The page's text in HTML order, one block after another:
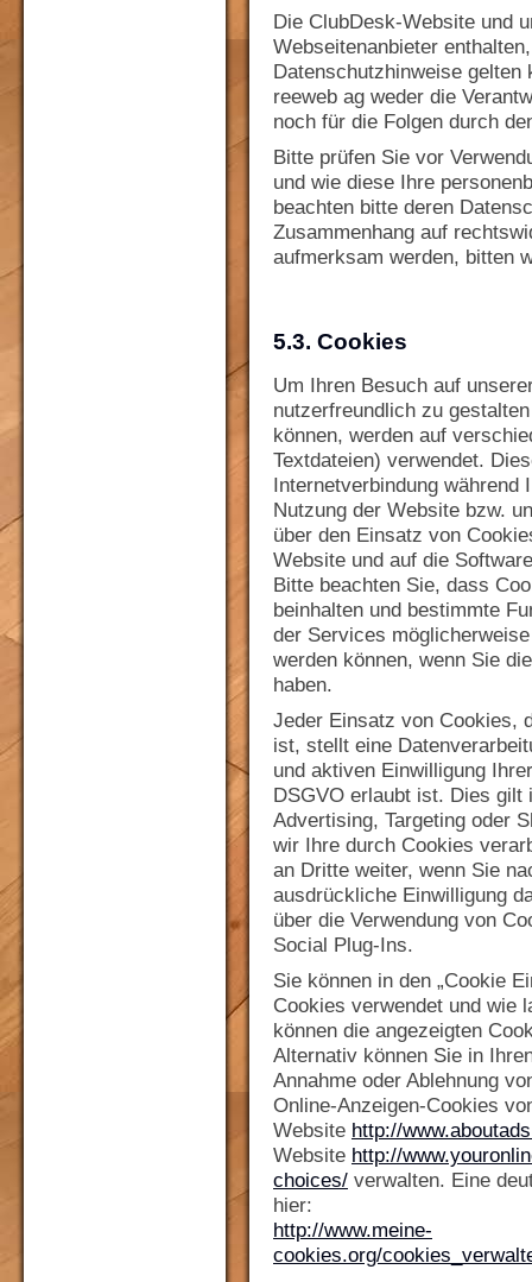
Die ClubDesk-Website und
Webseitenanbieter
Datenschutzhinweise gelten
reeweb ag weder die
noch für die Folgen durch
Bitte prüfen Sie vor
und wie diese Ihre
beachten bitte deren
Zusammenhang auf
aufmerksam werden, bitten
5.3. Cookies
Um Ihren Besuch auf
nutzerfreundlich zu
können, werden auf
Textdateien) verwendet.
Internetverbindung während
Nutzung der Website bzw.
über den Einsatz von
Website und auf die
Bitte beachten Sie, dass
beinhalten und bestimmte
der Services
werden können, wenn Sie
haben.
Jeder Einsatz von Cookies,
ist, stellt eine
und aktiven Einwilligung
DSGVO erlaubt ist. Dies gilt
Advertising, Targeting oder
wir Ihre durch Cookies
an Dritte weiter, wenn Sie
ausdrückliche Einwilligung
über die Verwendung von
Social Plug-Ins.
Sie können in den „Cookie
Cookies verwendet und wie
können die angezeigten
Alternativ können Sie in
Annahme oder Ablehnung
Online-Anzeigen-Cookies
Website http://
Website http://
choices/ verwalten. Eine
hier:
http://www.meine-
cookies.org/